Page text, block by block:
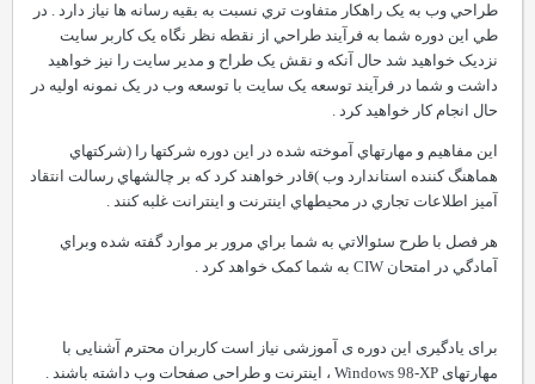
طراحي وب به يک راهکار متفاوت تري نسبت به بقيه رسانه ها نياز دارد . در
طي اين دوره شما به فرآيند طراحي از نقطه نظر نگاه يک کاربر سايت
نزديک خواهيد شد حال آنکه و نقش يک طراح و مدير سايت را نيز خواهيد
داشت و شما در فرآيند توسعه يک سايت با توسعه وب در يک نمونه اوليه در
حال انجام کار خواهيد کرد .
اين مفاهيم و مهارتهاي آموخته شده در اين دوره شرکتها را (شرکتهاي
هماهنگ کننده استاندارد وب )قادر خواهند کرد که بر چالشهاي رسالت انتقاد
آميز اطلاعات تجاري در محيطهاي اينترنت و اينترانت غلبه کنند .
هر فصل با طرح سئوالاتي به شما براي مرور بر موارد گفته شده وبراي
آمادگي در امتحان CIW به شما کمک خواهد کرد .
برای یادگیری این دوره ی آموزشی نیاز است کاربران محترم آشنایی با
مهارتهای Windows 98-XP ، اینترنت و طراحی صفحات وب داشته باشند .